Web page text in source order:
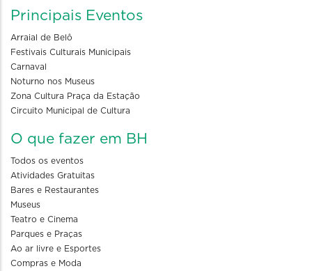
Principais Eventos
Arraial de Belô
Festivais Culturais Municipais
Carnaval
Noturno nos Museus
Zona Cultura Praça da Estação
Circuito Municipal de Cultura
O que fazer em BH
Todos os eventos
Atividades Gratuitas
Bares e Restaurantes
Museus
Teatro e Cinema
Parques e Praças
Ao ar livre e Esportes
Compras e Moda